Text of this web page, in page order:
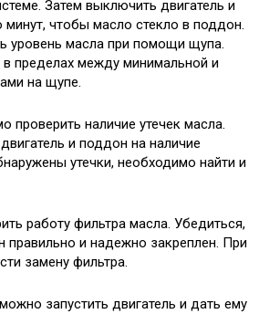
Затем выключить двигатель и
чтобы масло стекло в поддон.
уровень масла при помощи щупа.
пределах между минимальной и
на щупе.
проверить наличие утечек масла.
и поддон на наличие
утечки, необходимо найти и
работу фильтра масла. Убедиться,
правильно и надежно закреплен. При
замену фильтра.
запустить двигатель и дать ему